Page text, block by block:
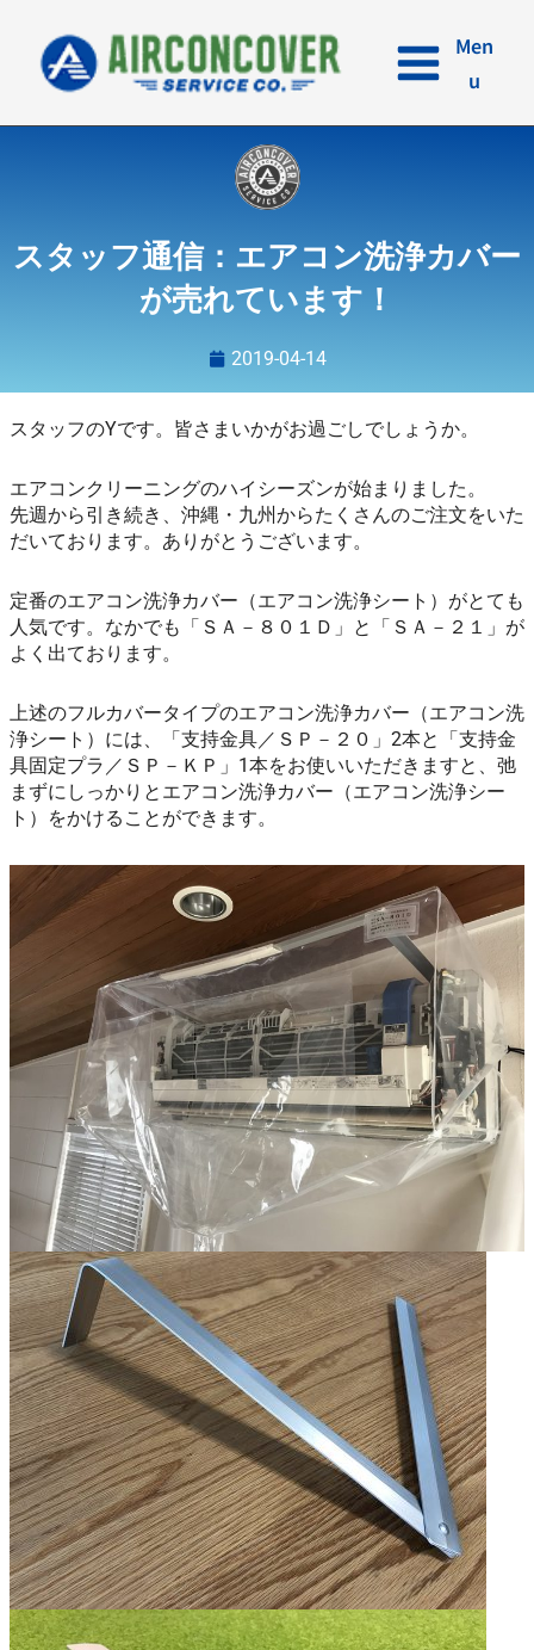
キ
Men
u
スタッフ通信：エアコン洗浄カバー
が売れています！
2019-04-14
スタッフのYです。皆さまいかがお過ごしでしょうか。
エアコンクリーニングのハイシーズンが始まりました。
先週から引き続き、沖縄・九州からたくさんのご注文をいた
だいております。ありがとうございます。
定番のエアコン洗浄カバー（エアコン洗浄シート）がとても
人気です。なかでも「ＳＡ－８０１Ｄ」と「ＳＡ－２１」が
よく出ております。
上述のフルカバータイプのエアコン洗浄カバー（エアコン洗
浄シート）には、「支持金具／ＳＰ－２０」2本と「支持金
具固定プラ／ＳＰ－ＫＰ」1本をお使いいただきますと、弛
まずにしっかりとエアコン洗浄カバー（エアコン洗浄シー
ト）をかけることができます。